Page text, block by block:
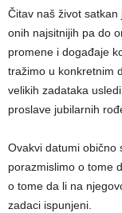
Čitav naš život
onih najsitnijih pa do
promene i događaje
tražimo u konkretnim
velikih zadataka
proslave jubilarnih
Ovakvi datumi obično
porazmislimo o tome
o tome da li na
zadaci ispunjeni.